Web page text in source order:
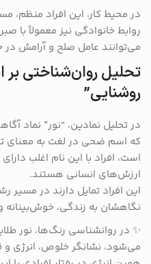
در محیط کار، این افراد منظم،
روابط خانوادگی نیز معمولاً با
می‌توانند عامل صلح و آرامش در
تحلیل روان‌شناختی
روشنایی”
در تحلیل نمادین، “نور” نماد
که اسم ضحی در لغت به معنای
است، افراد با این نام اغلب
ارزش‌های انسانی هستند.
این افراد تمایل دارند در
نگاهشان به زندگی، خوش‌بینانه
✨ در روانشناسی رنگ‌ها، نور
می‌شود، نشانگر خلوص،